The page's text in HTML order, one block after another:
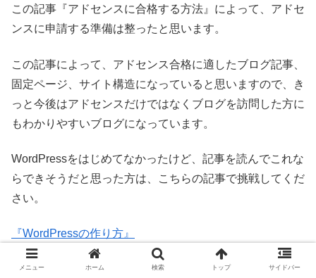
この記事『アドセンスに合格する方法』によって、アドセ
ンスに申請する準備は整ったと思います。
この記事によって、アドセンス合格に適したブログ記事、
固定ページ、サイト構造になっていると思いますので、き
っと今後はアドセンスだけではなくブログを訪問した方に
もわかりやすいブログになっています。
WordPressをはじめてなかったけど、記事を読んでこれな
らできそうだと思った方は、こちらの記事で挑戦してくだ
さい。
『WordPressの作り方』
ブログを投稿していくにあたっても簡単な設定方法がいく
メニュー ホーム 検索 トップ サイドバー